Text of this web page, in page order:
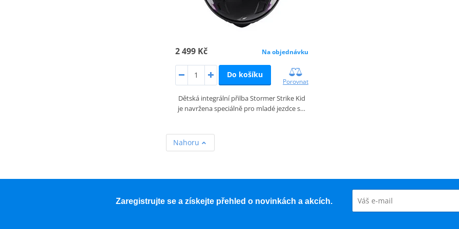
2 499 Kč Na objednávku
Do košíku
Porovnat
Dětská integrální přilba Stormer Strike Kid
je navržena speciálně pro mladé jezdce s…
Nahoru
Zaregistrujte se a získejte přehled o novinkách a akcích.